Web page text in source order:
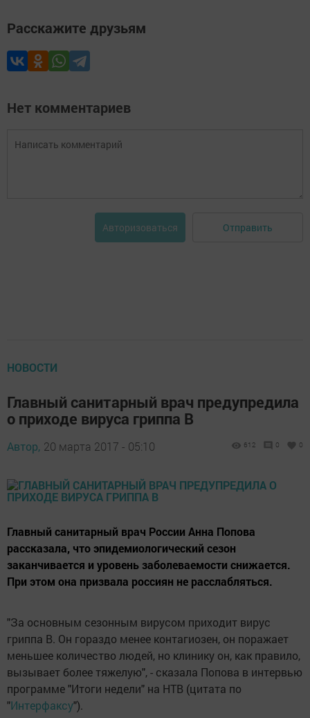
Расскажите друзьям
Нет комментариев
Авторизоваться Отправить
НОВОСТИ
Главный санитарный врач предупредила
о приходе вируса гриппа В
Автор, 20 марта 2017 - 05:10 612 0 0
Главный санитарный врач России Анна Попова
рассказала, что эпидемиологический сезон
заканчивается и уровень заболеваемости снижается.
При этом она призвала россиян не расслабляться.
"За основным сезонным вирусом приходит вирус
гриппа В. Он гораздо менее контагиозен, он поражает
меньшее количество людей, но клинику он, как правило,
вызывает более тяжелую", - сказала Попова в интервью
программе "Итоги недели" на НТВ (цитата по
"Интерфаксу").